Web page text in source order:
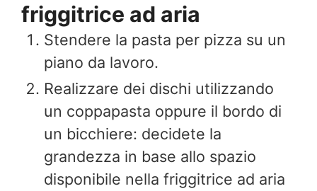
friggitrice ad aria
Stendere la pasta per pizza su un
piano da lavoro.
Realizzare dei dischi utilizzando
un coppapasta oppure il bordo di
un bicchiere: decidete la
grandezza in base allo spazio
disponibile nella friggitrice ad aria